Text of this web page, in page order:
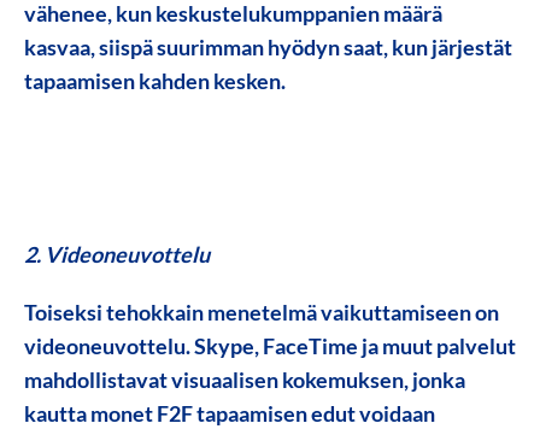
vähenee, kun keskustelukumppanien määrä
kasvaa, siispä suurimman hyödyn saat, kun järjestät
tapaamisen kahden kesken.
2. Videoneuvottelu
Toiseksi tehokkain menetelmä vaikuttamiseen on
videoneuvottelu. Skype, FaceTime ja muut palvelut
mahdollistavat visuaalisen kokemuksen, jonka
kautta monet F2F tapaamisen edut voidaan